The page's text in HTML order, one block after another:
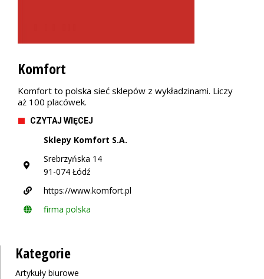
Komfort
Komfort to polska sieć sklepów z wykładzinami. Liczy
aż 100 placówek.
CZYTAJ WIĘCEJ
Sklepy Komfort S.A.
Srebrzyńska 14
91-074 Łódź
https://www.komfort.pl
firma polska
Kategorie
Artykuły biurowe